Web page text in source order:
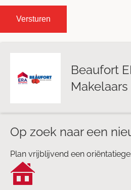
Beaufort
Makelaars
Op zoek naar een
Plan vrijblijvend een